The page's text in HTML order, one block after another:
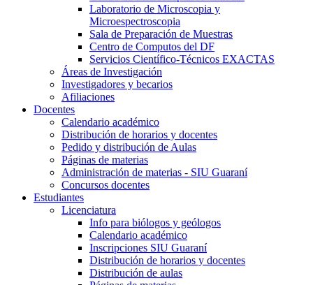
Laboratorio de Microscopia y
Microespectroscopia
Sala de Preparación de Muestras
Centro de Computos del DF
Servicios Científico-Técnicos EXACTAS
Áreas de Investigación
Investigadores y becarios
Afiliaciones
Docentes
Calendario académico
Distribución de horarios y docentes
Pedido y distribución de Aulas
Páginas de materias
Administración de materias - SIU Guaraní
Concursos docentes
Estudiantes
Licenciatura
Info para biólogos y geólogos
Calendario académico
Inscripciones SIU Guaraní
Distribución de horarios y docentes
Distribución de aulas